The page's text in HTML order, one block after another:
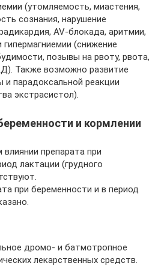
(утомляемость, миастения,
сознания, нарушение
AV-блокада, аритмии,
(снижение
позывы на рвоту, рвота,
Также возможно развитие
парадоксальной реакции
экстрасистол).
и кормлении
препарата при
лактации (грудного
при беременности и в период
дромо- и батмотропное
лекарственных средств.